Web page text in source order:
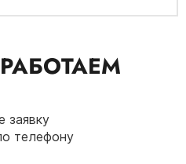
заявку
телефону